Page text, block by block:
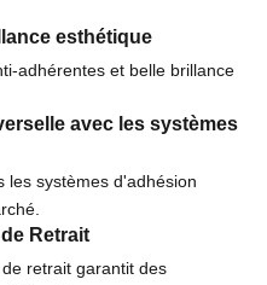
esthétique
adhérentes et belle brillance
avec les systèmes
les systèmes d'adhésion
Retrait
retrait garantit des